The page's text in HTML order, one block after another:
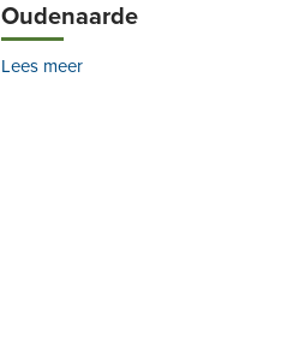
Oudenaarde
Lees meer